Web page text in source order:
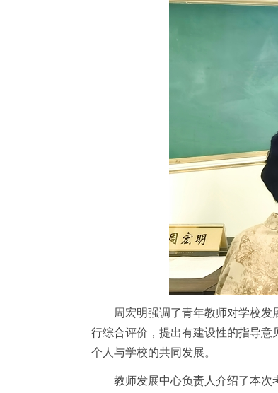
周宏明强调了青年教师对学校发
行综合评价，提出有建设性的指导
个人与学校的共同发展。
教师发展中心负责人介绍了本次